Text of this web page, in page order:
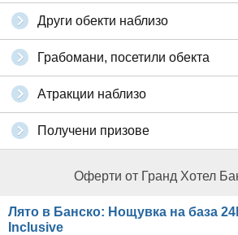
Други обекти наблизо
Грабомани, посетили обекта
Атракции наблизо
Получени призове
Оферти от Гранд Хотел
Лято в Банско: Нощувка на база
Inclusive